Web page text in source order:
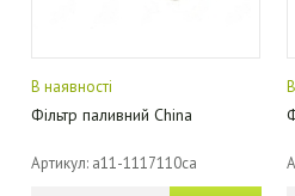
В наявності
Фільтр паливний China
Артикул: a11-1117110ca